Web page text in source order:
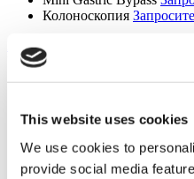
This website uses cookies
We use cookies to
provide social media
Колоноскопия
Показать больше +
Услуги
Службы спасения
Службы перевода
Онлайн консультация
Согласование